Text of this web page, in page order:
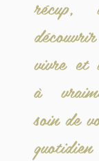
récup,
vivre et
à
soin de